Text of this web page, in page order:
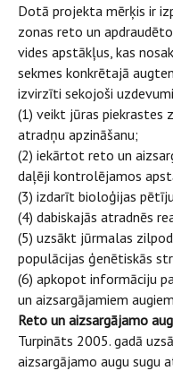
Dotā projekta mērķis ir
zonas reto un
vides apstākļus, kas
sekmes konkrētajā
izvirzīti sekojoši
(1) veikt jūras piekrastes
atradņu apzināšanu;
(2) iekārtot reto un
daļēji kontrolējamos
(3) izdarīt bioloģijas
(4) dabiskajās atradnēs
(5) uzsākt jūrmalas
populācijas ģenētiskās
(6) apkopot informāciju
un aizsargājamiem
Reto un aizsargājamo
Turpināts 2005. gadā
aizsargājamo augu sugu